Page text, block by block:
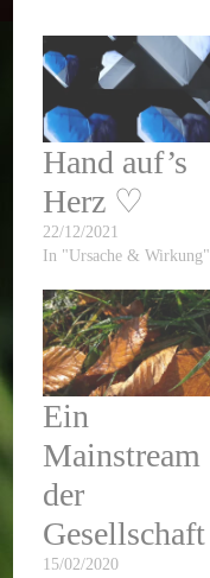
Hand auf’s
Herz ♡
22/12/2021
In "Ursache & Wirkung"
Ein
Mainstream
der
Gesellschaft
15/02/2020